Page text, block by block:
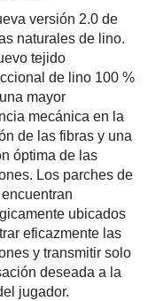
versión 2.0 de
naturales de lino.
tejido
de lino 100 %
mayor
mecánica en la
de las fibras y una
óptima de las
Los parches de
encuentran
ubicados
eficazmente las
y transmitir solo
deseada a la
jugador.